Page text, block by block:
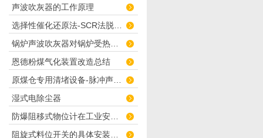
声波吹灰器的工作原理
恩德粉煤气化装置改造总结
湿式电除尘器